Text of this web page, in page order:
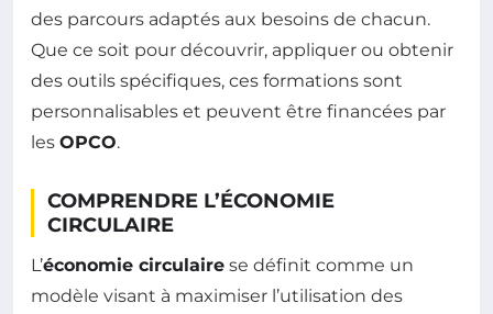
des parcours adaptés aux besoins de chacun.
Que ce soit pour découvrir, appliquer ou obtenir
des outils spécifiques, ces formations sont
personnalisables et peuvent être financées par
les OPCO.
COMPRENDRE L’ÉCONOMIE
CIRCULAIRE
L’économie circulaire se définit comme un
modèle visant à maximiser l’utilisation des